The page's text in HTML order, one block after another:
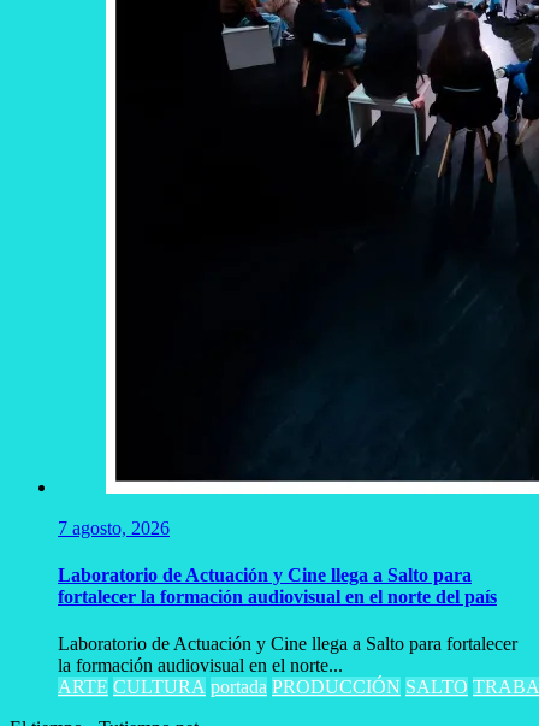
7 agosto, 2026
Laboratorio de Actuación y Cine llega a Salto para
fortalecer la formación audiovisual en el norte del país
Laboratorio de Actuación y Cine llega a Salto para fortalecer
la formación audiovisual en el norte...
ARTE CULTURA portada PRODUCCIÓN SALTO